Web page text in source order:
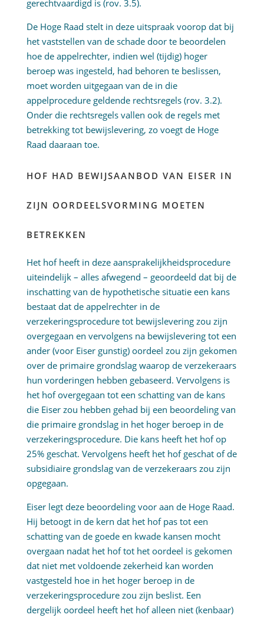
gerechtvaardigd is (rov. 3.5).
De Hoge Raad stelt in deze uitspraak voorop dat bij
het vaststellen van de schade door te beoordelen
hoe de appelrechter, indien wel (tijdig) hoger
beroep was ingesteld, had behoren te beslissen,
moet worden uitgegaan van de in die
appelprocedure geldende rechtsregels (rov. 3.2).
Onder die rechtsregels vallen ook de regels met
betrekking tot bewijslevering, zo voegt de Hoge
Raad daaraan toe.
HOF HAD BEWIJSAANBOD VAN EISER IN
ZIJN OORDEELSVORMING MOETEN
BETREKKEN
Het hof heeft in deze aansprakelijkheidsprocedure
uiteindelijk – alles afwegend – geoordeeld dat bij de
inschatting van de hypothetische situatie een kans
bestaat dat de appelrechter in de
verzekeringsprocedure tot bewijslevering zou zijn
overgegaan en vervolgens na bewijslevering tot een
ander (voor Eiser gunstig) oordeel zou zijn gekomen
over de primaire grondslag waarop de verzekeraars
hun vorderingen hebben gebaseerd. Vervolgens is
het hof overgegaan tot een schatting van de kans
die Eiser zou hebben gehad bij een beoordeling van
die primaire grondslag in het hoger beroep in de
verzekeringsprocedure. Die kans heeft het hof op
25% geschat. Vervolgens heeft het hof geschat of de
subsidiaire grondslag van de verzekeraars zou zijn
opgegaan.
Eiser legt deze beoordeling voor aan de Hoge Raad.
Hij betoogt in de kern dat het hof pas tot een
schatting van de goede en kwade kansen mocht
overgaan nadat het hof tot het oordeel is gekomen
dat niet met voldoende zekerheid kan worden
vastgesteld hoe in het hoger beroep in de
verzekeringsprocedure zou zijn beslist. Een
dergelijk oordeel heeft het hof alleen niet (kenbaar)